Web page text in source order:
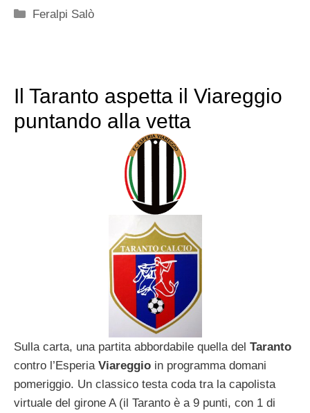
Categorie
Feralpi Salò
Il Taranto aspetta il Viareggio
puntando alla vetta
Sulla carta, una partita abbordabile quella del Taranto
contro l’Esperia Viareggio in programma domani
pomeriggio. Un classico testa coda tra la capolista
virtuale del girone A (il Taranto è a 9 punti, con 1 di